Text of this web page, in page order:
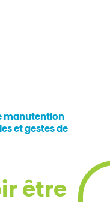
manutention
et gestes de
être